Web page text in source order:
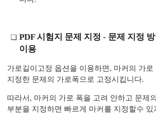
PDF 시험지 문제 지정 - 문제 지정
이용
가로길이고정 옵션을 이용하면, 마커의 가로
지정한 문제의 가로폭으로 고정시킵니다.
따라서, 마커의 가로 폭을 고려 안하고 문제
부분을 지정하면 빠르게 마커를 지정할수 있